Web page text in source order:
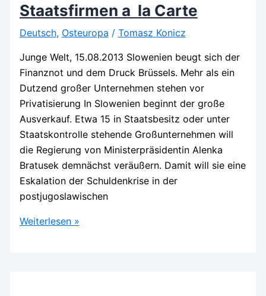
Staatsfirmen a la Carte
Deutsch, Osteuropa / Tomasz Konicz
Junge Welt, 15.08.2013 Slowenien beugt sich der
Finanznot und dem Druck Brüssels. Mehr als ein
Dutzend großer Unternehmen stehen vor
Privatisierung In Slowenien beginnt der große
Ausverkauf. Etwa 15 in Staatsbesitz oder unter
Staatskontrolle stehende Großunternehmen will
die Regierung von Ministerpräsidentin Alenka
Bratusek demnächst veräußern. Damit will sie eine
Eskalation der Schuldenkrise in der
postjugoslawischen
Staatsfirmen
Weiterlesen »